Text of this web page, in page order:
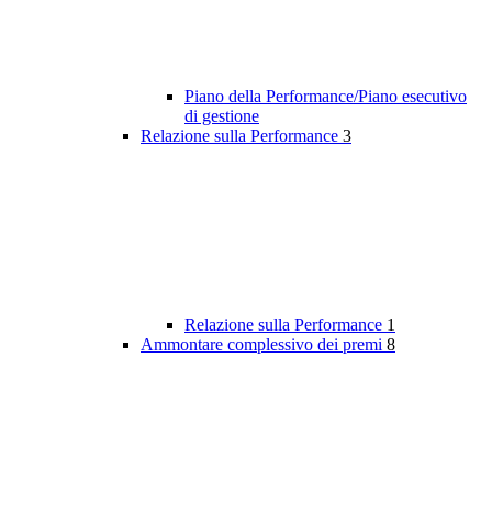
Piano della Performance/Piano esecutivo
di gestione
Relazione sulla Performance 3
Relazione sulla Performance 1
Ammontare complessivo dei premi 8